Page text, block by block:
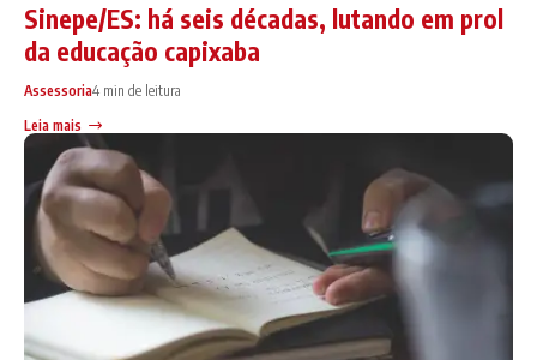
Sinepe/ES: há seis décadas, lutando em prol
da educação capixaba
Assessoria4 min de leitura
Leia mais